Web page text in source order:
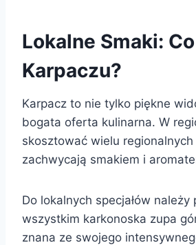
Lokalne Smaki:
Karpaczu?
Karpacz to nie tylko piękne
bogata oferta kulinarna. W
skosztować wielu
zachwycają smakiem i
Do lokalnych specjałów należy
wszystkim karkonoska zupa
znana ze swojego